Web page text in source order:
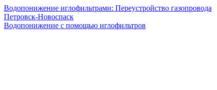
Водопонижение иглофильтрами: Переустройство газопровода
Петровск-Новоспаск
Водопонижение с помощью иглофильтров